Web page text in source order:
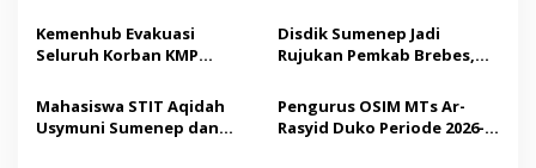
Madura
Tindakan Medis
Kemenhub Evakuasi
Seluruh Korban KMP
Operator Diaudit
Disdik Sumenep Jadi
Rujukan Pemkab Brebes,
Pendidikan Berbasis
Budaya
Mahasiswa STIT Aqidah
Usymuni Sumenep dan
Pengurus OSIM MTs Ar-
Rasyid Duko Periode 2026-